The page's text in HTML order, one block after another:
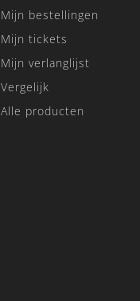
Mijn bestellingen
Mijn tickets
Mijn verlanglijst
Vergelijk
Alle producten